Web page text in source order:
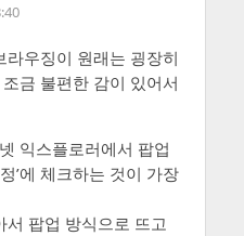
우징이 원래는 굉장히
금 불편한 감이 있어서
익스플로러에서 팝업
’에 체크하는 것이 가장
팝업 방식으로 뜨고